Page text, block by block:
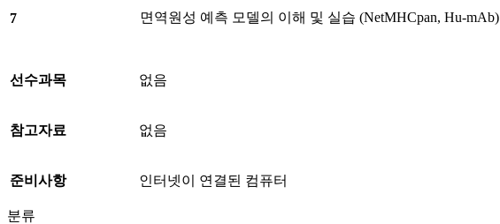
7 면역원성 예측 모델의 이해 및 실습 (NetMHCpan, Hu-mAb)
선수과목 없음
참고자료 없음
준비사항 인터넷이 연결된 컴퓨터
분류